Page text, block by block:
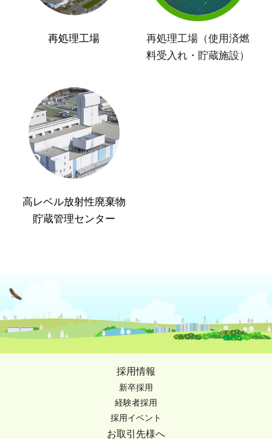
再処理工場
再処理工場（使用済燃
料受入れ・貯蔵施設）
高レベル放射性廃棄物
貯蔵管理センター
採用情報
新卒採用
経験者採用
採用イベント
お取引先様へ